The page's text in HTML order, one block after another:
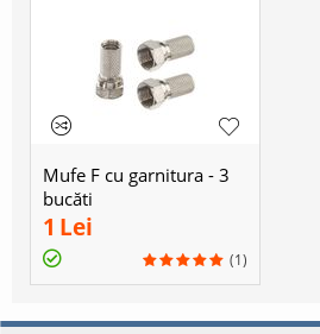
Mufe F cu garnitura - 3
bucăți
1 Lei
(1)